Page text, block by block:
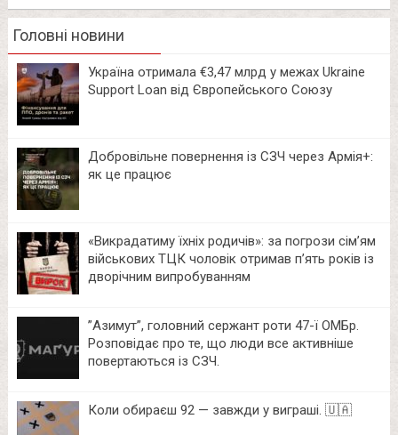
Головні новини
Україна отримала €3,47 млрд у межах Ukraine
Support Loan від Європейського Союзу
Добровільне повернення із СЗЧ через Армія+:
як це працює
«Викрадатиму їхніх родичів»: за погрози сім’ям
військових ТЦК чоловік отримав п’ять років із
дворічним випробуванням
⁨”Азимут”, головний сержант роти 47-ї ОМБр.
Розповідає про те, що люди все активніше
повертаються із СЗЧ.
Коли обираєш 92 — завжди у виграші. 🇺🇦